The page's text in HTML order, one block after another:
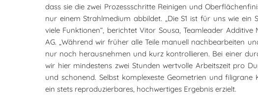
dass sie die zwei Prozessschritte Reinigen und
nur einem Strahlmedium abbildet. „Die S1 ist für uns wie ein
viele Funktionen“, berichtet Vitor Sousa, Teamleader
AG. „Während wir früher alle Teile manuell nachbearbeiten
nur noch herausnehmen und kurz kontrollieren. Bei einer
wir hier mindestens zwei Stunden wertvolle Arbeitszeit pro
und schonend. Selbst komplexeste Geometrien und
ein stets reproduzierbares, hochwertiges Ergebnis erzielt.